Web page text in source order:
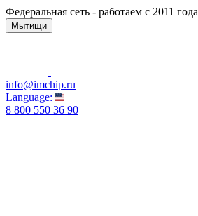
Федеральная сеть - работаем с 2011 года
Мытищи
info@imchip.ru
Language:
8 800 550 36 90